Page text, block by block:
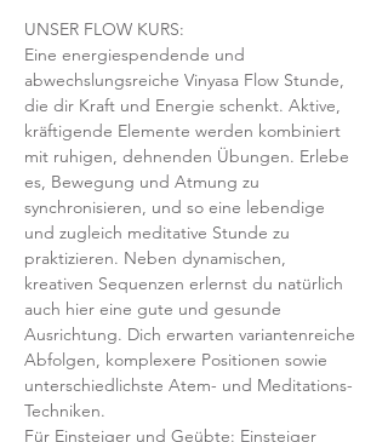
UNSER FLOW KURS:
Eine energiespendende und
abwechslungsreiche Vinyasa Flow Stunde,
die dir Kraft und Energie schenkt. Aktive,
kräftigende Elemente werden kombiniert
mit ruhigen, dehnenden Übungen. Erlebe
es, Bewegung und Atmung zu
synchronisieren, und so eine lebendige
und zugleich meditative Stunde zu
praktizieren. Neben dynamischen,
kreativen Sequenzen erlernst du natürlich
auch hier eine gute und gesunde
Ausrichtung. Dich erwarten variantenreiche
Abfolgen, komplexere Positionen sowie
unterschiedlichste Atem- und Meditations-
Techniken.
Für Einsteiger und Geübte: Einsteiger